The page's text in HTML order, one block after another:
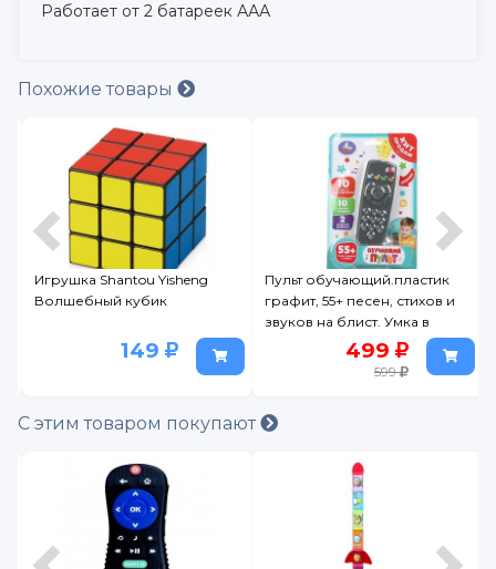
Работает от 2 батареек ААА
Похожие товары
Игрушка Shantou Yisheng
Волшебный кубик
149
Пульт обучающий.пластик
графит, 55+ песен, стихов и
звуков на блист. Умка в
499
599
С этим товаром покупают